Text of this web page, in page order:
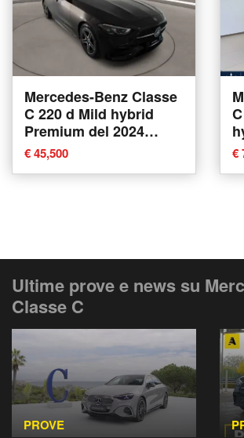
Mercedes-Benz Classe
C 220 d Mild hybrid
Premium del 2024
usata a Caltanissetta
€ 45,500 €
Ultime prove e news su
Classe C
PROVE